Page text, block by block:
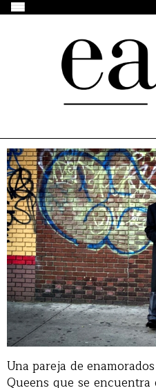
Una pareja de
Queens que se